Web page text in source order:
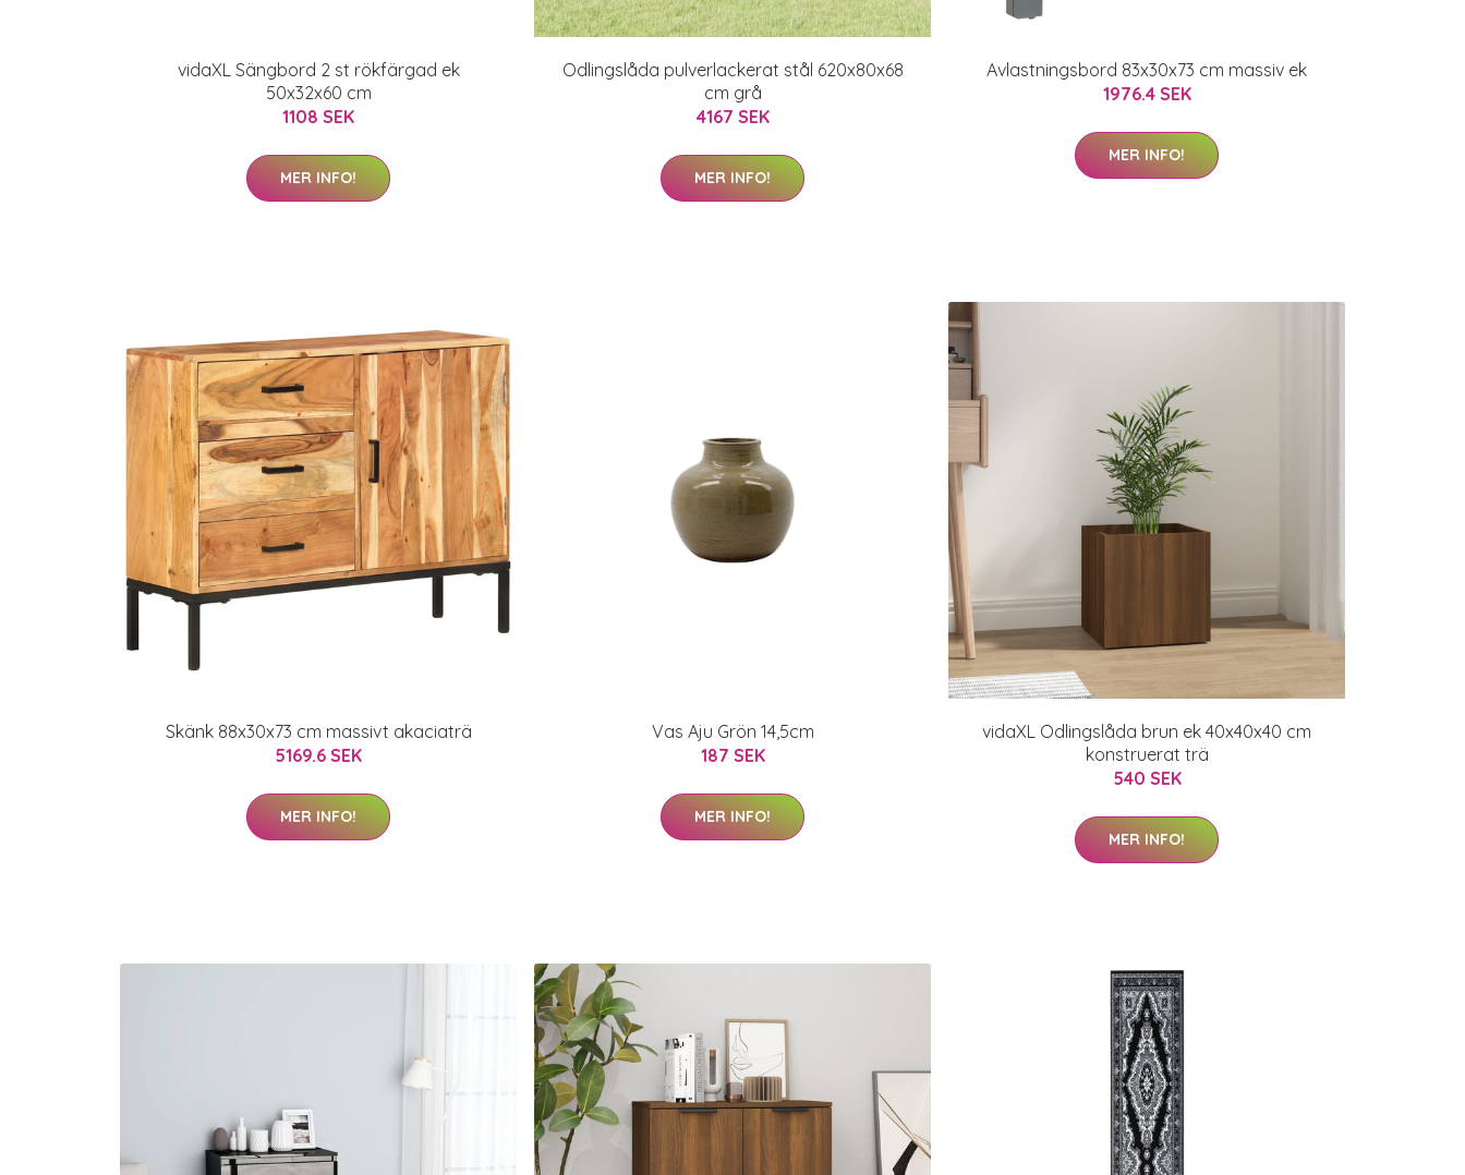
vidaXL Sängbord 2 st rökfärgad ek
50x32x60 cm
1108 SEK
MER INFO!
Odlingslåda pulverlackerat stål 620x80x68
cm grå
4167 SEK
MER INFO!
Avlastningsbord 83x30x73 cm massiv ek
1976.4 SEK
MER INFO!
Skänk 88x30x73 cm massivt akaciaträ
5169.6 SEK
MER INFO!
Vas Aju Grön 14,5cm
187 SEK
MER INFO!
vidaXL Odlingslåda brun ek 40x40x40 cm
konstruerat trä
540 SEK
MER INFO!